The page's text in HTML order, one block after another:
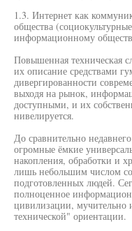
1.3. Интернет как
общества
информационному
Повышенная техническая
их описание средствами
дивергированности
выходя на рынок,
доступными, и их
нивелируется.
До сравнительно
огромные ёмкие
накопления, обработки и
лишь небольшим числом
подготовленных людей.
полноценное
цивилизации, мучительно
технической" ориентации.